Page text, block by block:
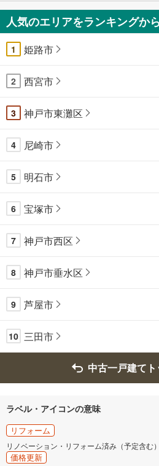
人気のエリアをランキングか
1 姫路市
2 西宮市
3 神戸市東灘区
4 尼崎市
5 明石市
6 宝塚市
7 神戸市西区
8 神戸市垂水区
9 芦屋市
10 三田市
中古一戸建て
ラベル・アイコンの意味
リフォーム
リノベーション・リフォーム済み（予定含む
価格更新